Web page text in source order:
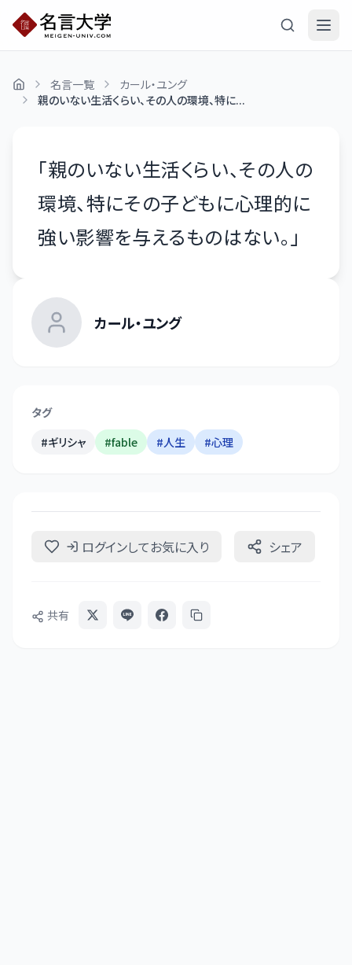
名言一覧
カール・ユング
親のいない生活くらい、その人の環境、特に...
「親のいない生活くらい、その人の
環境、特にその子どもに心理的に
強い影響を与えるものはない。 」
カール・ユング
タグ
#ギリシャ #fable #人生 #心理
ログインしてお気に入り シェア
共有